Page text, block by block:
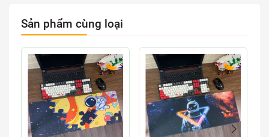
Sản phẩm cùng loại